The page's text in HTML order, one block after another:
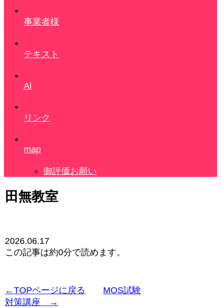
事業者様
テキスト
Ai
リンク
map
御評価お願い
田無教室
2026.06.17
この記事は約0分で読めます。
←TOPページに戻る
MOS試験
対策講座 →